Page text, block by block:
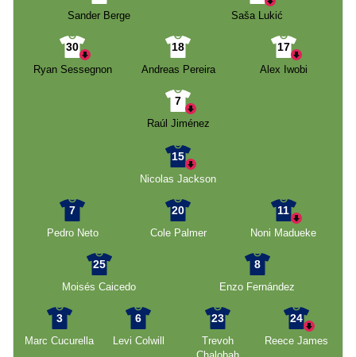
Sander Berge
Saša Lukić
30
Ryan Sessegnon
18
Andreas Pereira
17
Alex Iwobi
7
Raúl Jiménez
15
Nicolas Jackson
7
Pedro Neto
20
Cole Palmer
11
Noni Madueke
25
Moisés Caicedo
8
Enzo Fernández
3
Marc Cucurella
6
Levi Colwill
23
Trevoh
24
Reece James